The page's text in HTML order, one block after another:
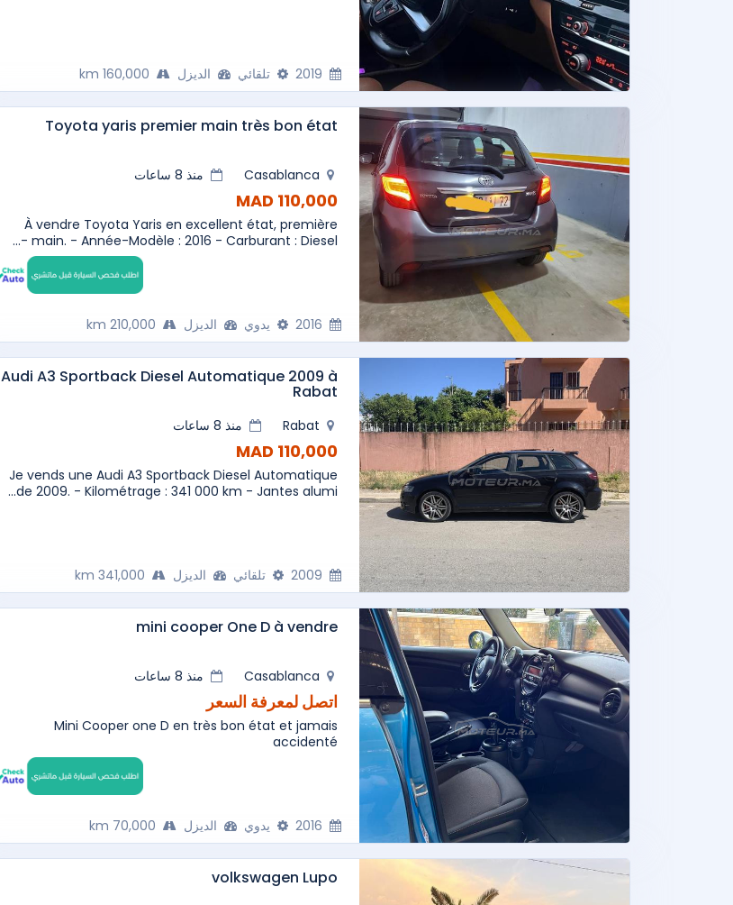
الديزل
Toyota yaris premier main très bon état
منذ 8 ساعات
110,000 MAD
À vendre Toyota Yaris en excellent état, première
main. - Année-Modèle : 2016 - Carburant : Diesel -...
الديزل
Audi A3 Sportback Diesel Automatique 2009 à
Rabat
منذ 8 ساعات
110,000 MAD
Je vends une Audi A3 Sportback Diesel Automatique
de 2009. - Kilométrage : 341 000 km - Jantes alumi...
الديزل
mini cooper One D à vendre
منذ 8 ساعات
اتصل لمعرفة السعر
Mini Cooper one D en très bon état et jamais
accidenté
الديزل
volkswagen Lupo